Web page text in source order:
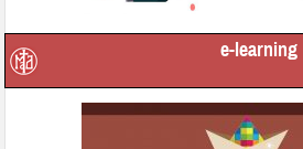
e-learning